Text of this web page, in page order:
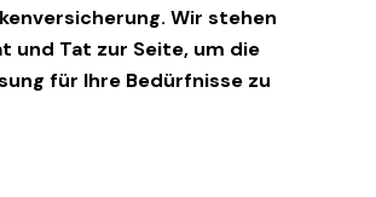
Wir stehen
und Tat zur Seite, um die
für Ihre Bedürfnisse zu